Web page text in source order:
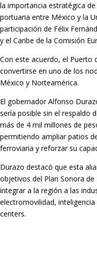
la importancia estratégica
portuaria entre México y la
participación de Félix
y el Caribe de la Comisión
Con este acuerdo, el Puerto
convertirse en uno de los
México y Norteamérica.
El gobernador Alfonso
sería posible sin el respaldo
más de 4 mil millones de
permitiendo ampliar patios
ferroviaria y reforzar su
Durazo destacó que esta
objetivos del Plan Sonora de
integrar a la región a las
electromovilidad,
centers.